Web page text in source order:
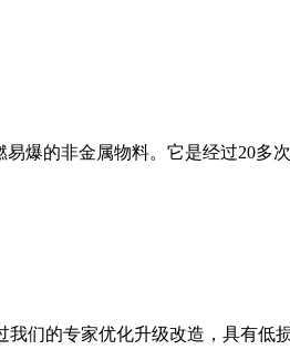
爆的非金属物料。它是经过20多
们的专家优化升级改造，具有低